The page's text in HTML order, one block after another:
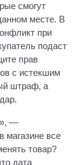
смогут
месте. В
при
подаст
прав
с истекшим
штраф, а
—
магазине все
товар?
дата